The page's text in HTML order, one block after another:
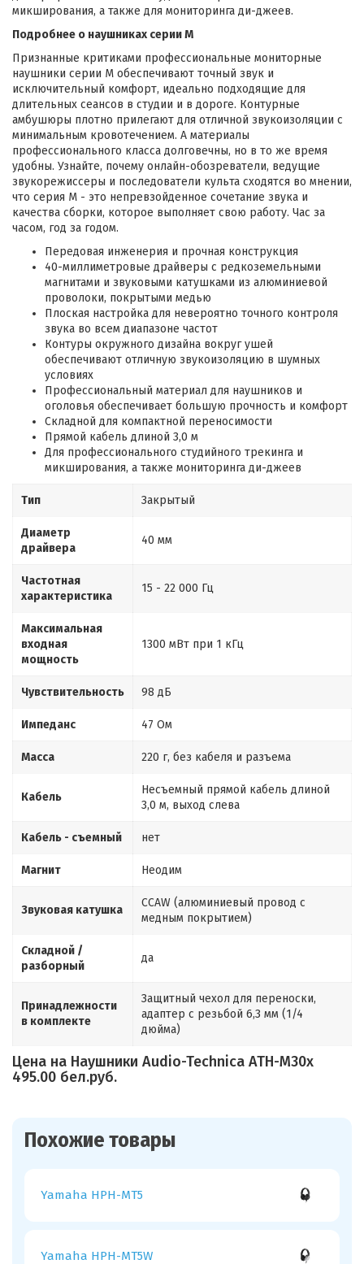
микширования, а также для мониторинга ди-джеев.
Подробнее о наушниках серии M
Признанные критиками профессиональные мониторные
наушники серии M обеспечивают точный звук и
исключительный комфорт, идеально подходящие для
длительных сеансов в студии и в дороге. Контурные
амбушюры плотно прилегают для отличной звукоизоляции с
минимальным кровотечением. А материалы
профессионального класса долговечны, но в то же время
удобны. Узнайте, почему онлайн-обозреватели, ведущие
звукорежиссеры и последователи культа сходятся во мнении,
что серия M - это непревзойденное сочетание звука и
качества сборки, которое выполняет свою работу. Час за
часом, год за годом.
Передовая инженерия и прочная конструкция
40-миллиметровые драйверы с редкоземельными
магнитами и звуковыми катушками из алюминиевой
проволоки, покрытыми медью
Плоская настройка для невероятно точного контроля
звука во всем диапазоне частот
Контуры окружного дизайна вокруг ушей
обеспечивают отличную звукоизоляцию в шумных
условиях
Профессиональный материал для наушников и
оголовья обеспечивает большую прочность и комфорт
Складной для компактной переносимости
Прямой кабель длиной 3,0 м
Для профессионального студийного трекинга и
микширования, а также мониторинга ди-джеев
Тип Закрытый
Диаметр
драйвера
40 мм
Частотная
характеристика
15 - 22 000 Гц
Максимальная
входная
мощность
1300 мВт при 1 кГц
Чувствительность 98 дБ
Импеданс 47 Ом
Масса 220 г, без кабеля и разъема
Кабель
Несъемный прямой кабель длиной
3,0 м, выход слева
Кабель - съемный нет
Магнит Неодим
Звуковая катушка
CCAW (алюминиевый провод с
медным покрытием)
Складной /
разборный
да
Принадлежности
в комплекте
Защитный чехол для переноски,
адаптер с резьбой 6,3 мм (1/4
дюйма)
Цена на Наушники Audio-Technica ATH-M30x
495.00 бел.руб.
Похожие товары
Yamaha HPH-MT5
Yamaha HPH-MT5W